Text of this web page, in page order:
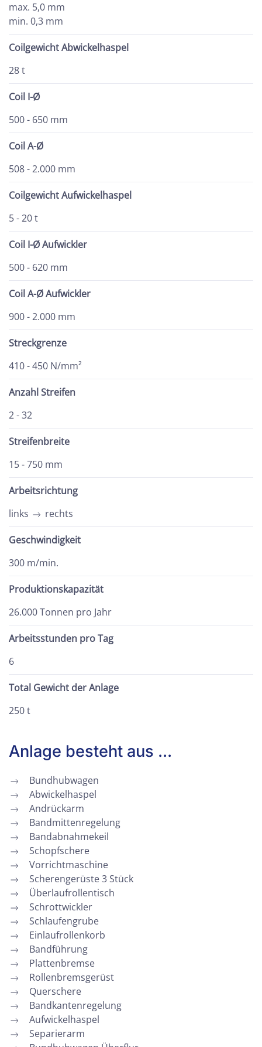
max. 5,0 mm
min. 0,3 mm
Coilgewicht Abwickelhaspel
28 t
Coil I-Ø
500 - 650 mm
Coil A-Ø
508 - 2.000 mm
Coilgewicht Aufwickelhaspel
5 - 20 t
Coil I-Ø Aufwickler
500 - 620 mm
Coil A-Ø Aufwickler
900 - 2.000 mm
Streckgrenze
410 - 450 N/mm²
Anzahl Streifen
2 - 32
Streifenbreite
15 - 750 mm
Arbeitsrichtung
links
rechts
Geschwindigkeit
300 m/min.
Produktionskapazität
26.000 Tonnen pro Jahr
Arbeitsstunden pro Tag
6
Total Gewicht der Anlage
250 t
Anlage besteht aus ...
Bundhubwagen
Abwickelhaspel
Andrückarm
Bandmittenregelung
Bandabnahmekeil
Schopfschere
Vorrichtmaschine
Scherengerüste 3 Stück
Überlaufrollentisch
Schrottwickler
Schlaufengrube
Einlaufrollenkorb
Bandführung
Plattenbremse
Rollenbremsgerüst
Querschere
Bandkantenregelung
Aufwickelhaspel
Separierarm